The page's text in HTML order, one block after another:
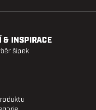
& INSPIRACE
šipek